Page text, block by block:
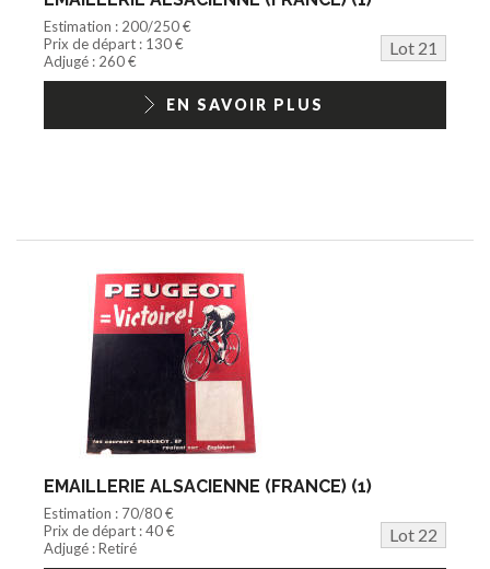
Estimation : 200/250 €
Prix de départ : 130 €
Lot 21
Adjugé : 260 €
EN SAVOIR PLUS
EMAILLERIE ALSACIENNE (FRANCE) (1)
Estimation : 70/80 €
Prix de départ : 40 €
Lot 22
Adjugé : Retiré